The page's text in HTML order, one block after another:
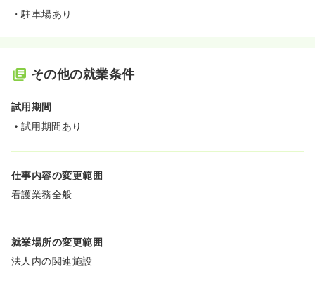
・駐車場あり
その他の就業条件
試用期間
試用期間あり
仕事内容の変更範囲
看護業務全般
就業場所の変更範囲
法人内の関連施設